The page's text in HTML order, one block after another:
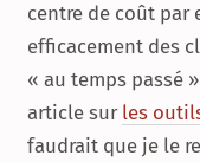
centre de coût par
efficacement des
« au temps passé
article sur les
faudrait que je le